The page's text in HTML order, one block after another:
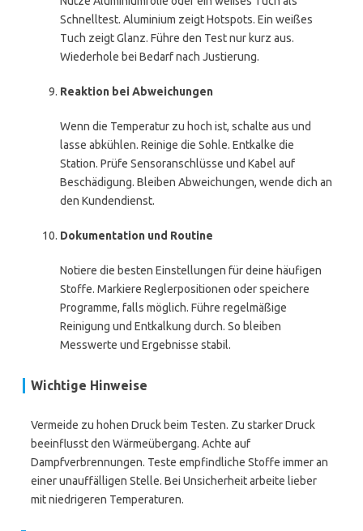
Schnelltest. Aluminium zeigt Hotspots. Ein weißes
Tuch zeigt Glanz. Führe den Test nur kurz aus.
Wiederhole bei Bedarf nach Justierung.
Reaktion bei Abweichungen
Wenn die Temperatur zu hoch ist, schalte aus und
lasse abkühlen. Reinige die Sohle. Entkalke die
Station. Prüfe Sensoranschlüsse und Kabel auf
Beschädigung. Bleiben Abweichungen, wende dich an
den Kundendienst.
Dokumentation und Routine
Notiere die besten Einstellungen für deine häufigen
Stoffe. Markiere Reglerpositionen oder speichere
Programme, falls möglich. Führe regelmäßige
Reinigung und Entkalkung durch. So bleiben
Messwerte und Ergebnisse stabil.
Wichtige Hinweise
Vermeide zu hohen Druck beim Testen. Zu starker Druck
beeinflusst den Wärmeübergang. Achte auf
Dampfverbrennungen. Teste empfindliche Stoffe immer an
einer unauffälligen Stelle. Bei Unsicherheit arbeite lieber
mit niedrigeren Temperaturen.